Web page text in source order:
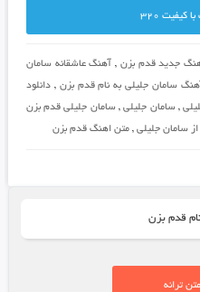
کيفيت 320
جدید قدم بزن , آهنگ عاشقانه سامان
سامان جلیلی به نام قدم بزن ,دانلود
, سامان جلیلی, سامان جلیلی قدم بزن
سامان جلیلی, متن اهنگ قدم بزن
قدم بزن
ترانه